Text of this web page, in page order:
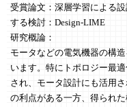
受賞論文：深層学習による
する検討：Design-LIME
研究概論：
モータなどの電気機器の構
います。特にトポロジー最
され、モータ設計にも活用
の利点がある一方、得られ